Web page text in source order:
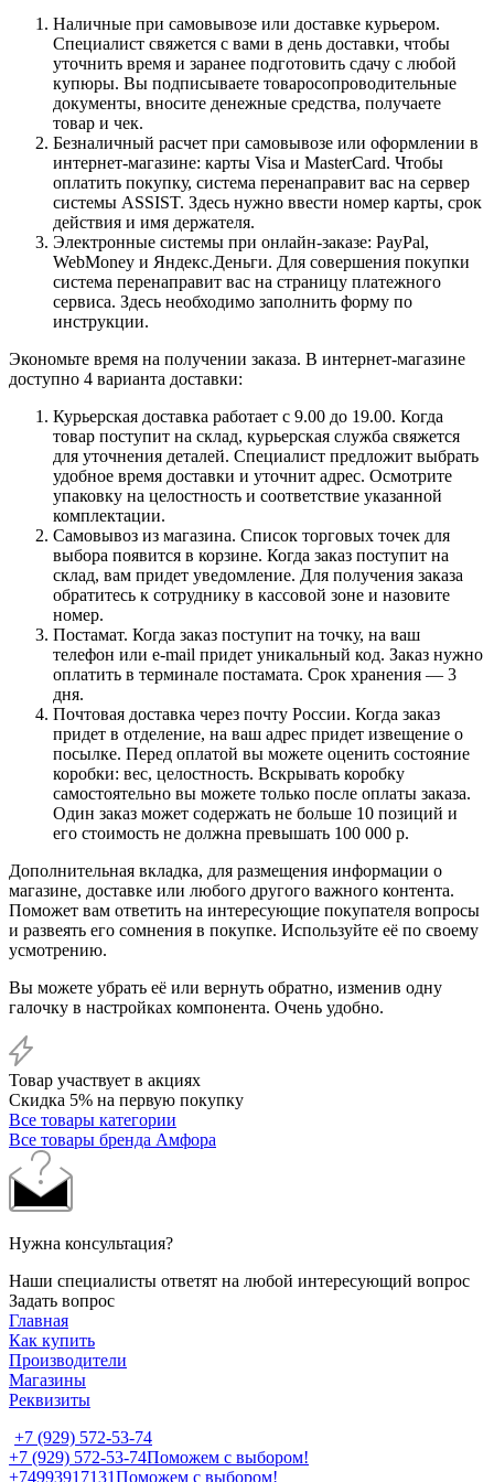
Наличные при самовывозе или доставке курьером.
Специалист свяжется с вами в день доставки, чтобы
уточнить время и заранее подготовить сдачу с любой
купюры. Вы подписываете товаросопроводительные
документы, вносите денежные средства, получаете
товар и чек.
Безналичный расчет при самовывозе или оформлении в
интернет-магазине: карты Visa и MasterCard. Чтобы
оплатить покупку, система перенаправит вас на сервер
системы ASSIST. Здесь нужно ввести номер карты, срок
действия и имя держателя.
Электронные системы при онлайн-заказе: PayPal,
WebMoney и Яндекс.Деньги. Для совершения покупки
система перенаправит вас на страницу платежного
сервиса. Здесь необходимо заполнить форму по
инструкции.
Экономьте время на получении заказа. В интернет-магазине
доступно 4 варианта доставки:
Курьерская доставка работает с 9.00 до 19.00. Когда
товар поступит на склад, курьерская служба свяжется
для уточнения деталей. Специалист предложит выбрать
удобное время доставки и уточнит адрес. Осмотрите
упаковку на целостность и соответствие указанной
комплектации.
Самовывоз из магазина. Список торговых точек для
выбора появится в корзине. Когда заказ поступит на
склад, вам придет уведомление. Для получения заказа
обратитесь к сотруднику в кассовой зоне и назовите
номер.
Постамат. Когда заказ поступит на точку, на ваш
телефон или e-mail придет уникальный код. Заказ нужно
оплатить в терминале постамата. Срок хранения — 3
дня.
Почтовая доставка через почту России. Когда заказ
придет в отделение, на ваш адрес придет извещение о
посылке. Перед оплатой вы можете оценить состояние
коробки: вес, целостность. Вскрывать коробку
самостоятельно вы можете только после оплаты заказа.
Один заказ может содержать не больше 10 позиций и
его стоимость не должна превышать 100 000 р.
Дополнительная вкладка, для размещения информации о
магазине, доставке или любого другого важного контента.
Поможет вам ответить на интересующие покупателя вопросы
и развеять его сомнения в покупке. Используйте её по своему
усмотрению.
Вы можете убрать её или вернуть обратно, изменив одну
галочку в настройках компонента. Очень удобно.
Товар участвует в акциях
Скидка 5% на первую покупку
Все товары категории
Все товары бренда Амфора
Нужна консультация?
Наши специалисты ответят на любой интересующий вопрос
Задать вопрос
Главная
Как купить
Производители
Магазины
Реквизиты
+7 (929) 572-53-74
+7 (929) 572-53-74Поможем с выбором!
+74993917131Поможем с выбором!